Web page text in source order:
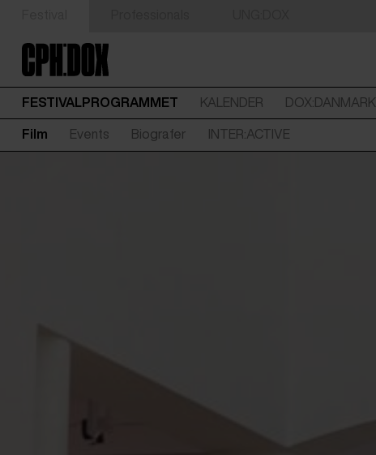
FESTIVALPROGRAMMET KALENDER DOX:DANMARK
Film Events Biografer INTER:ACTIVE